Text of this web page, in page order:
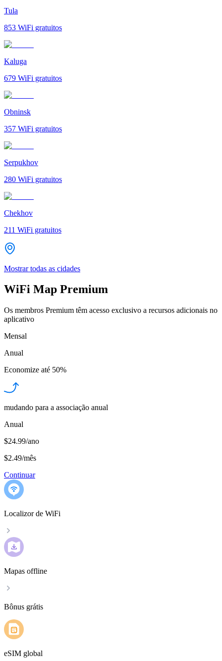
Tula
853 WiFi gratuitos
Kaluga
679 WiFi gratuitos
Obninsk
357 WiFi gratuitos
Serpukhov
280 WiFi gratuitos
Chekhov
211 WiFi gratuitos
Mostrar todas as cidades
WiFi Map Premium
Os membros Premium têm acesso exclusivo a recursos adicionais no
aplicativo
Mensal
Anual
Economize até 50%
mudando para a associação anual
Anual
$24.99/ano
$2.49/mês
Continuar
Localizor de WiFi
Mapas offline
Bônus grátis
eSIM global